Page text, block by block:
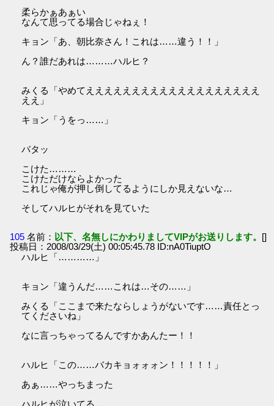
柔らかぁあぁい
なんて思ってる場合じゃねぇ！
キョン「あ、朝比奈さん！これは……違う！！」
ん？誰だあれは………ハルヒ？
みくる「やめてえええええええええええええええええええ
ええ」
キョン「うをっ……」
バタッ
こけた………
こけただけならよかった
これじゃ俺が押し倒してるようにしか見えないな…
そしてハルヒがそれを見ていた
105 名前： 以下、名無しにかわりましてVIPがお送りします。 []
投稿日：2008/03/29(土) 00:05:45.78 ID:nA0TiuptO
ハルヒ「…………」
キョン「違うんだ……これは…その……」
みくる「ここまで来たならしょうがないです……責任とっ
てくださいね」
なに言っちゃってるんですかあんたー！！
ハルヒ「この……バカキョォォォン！！！！！」
あぁ……やっちまった
ハルヒが泣いてる…